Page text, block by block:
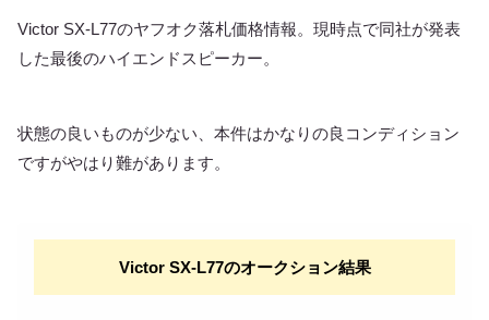
Victor SX-L77のヤフオク落札価格情報。現時点で同社が発表
した最後のハイエンドスピーカー。
状態の良いものが少ない、本件はかなりの良コンディション
ですがやはり難があります。
Victor SX-L77のオークション結果